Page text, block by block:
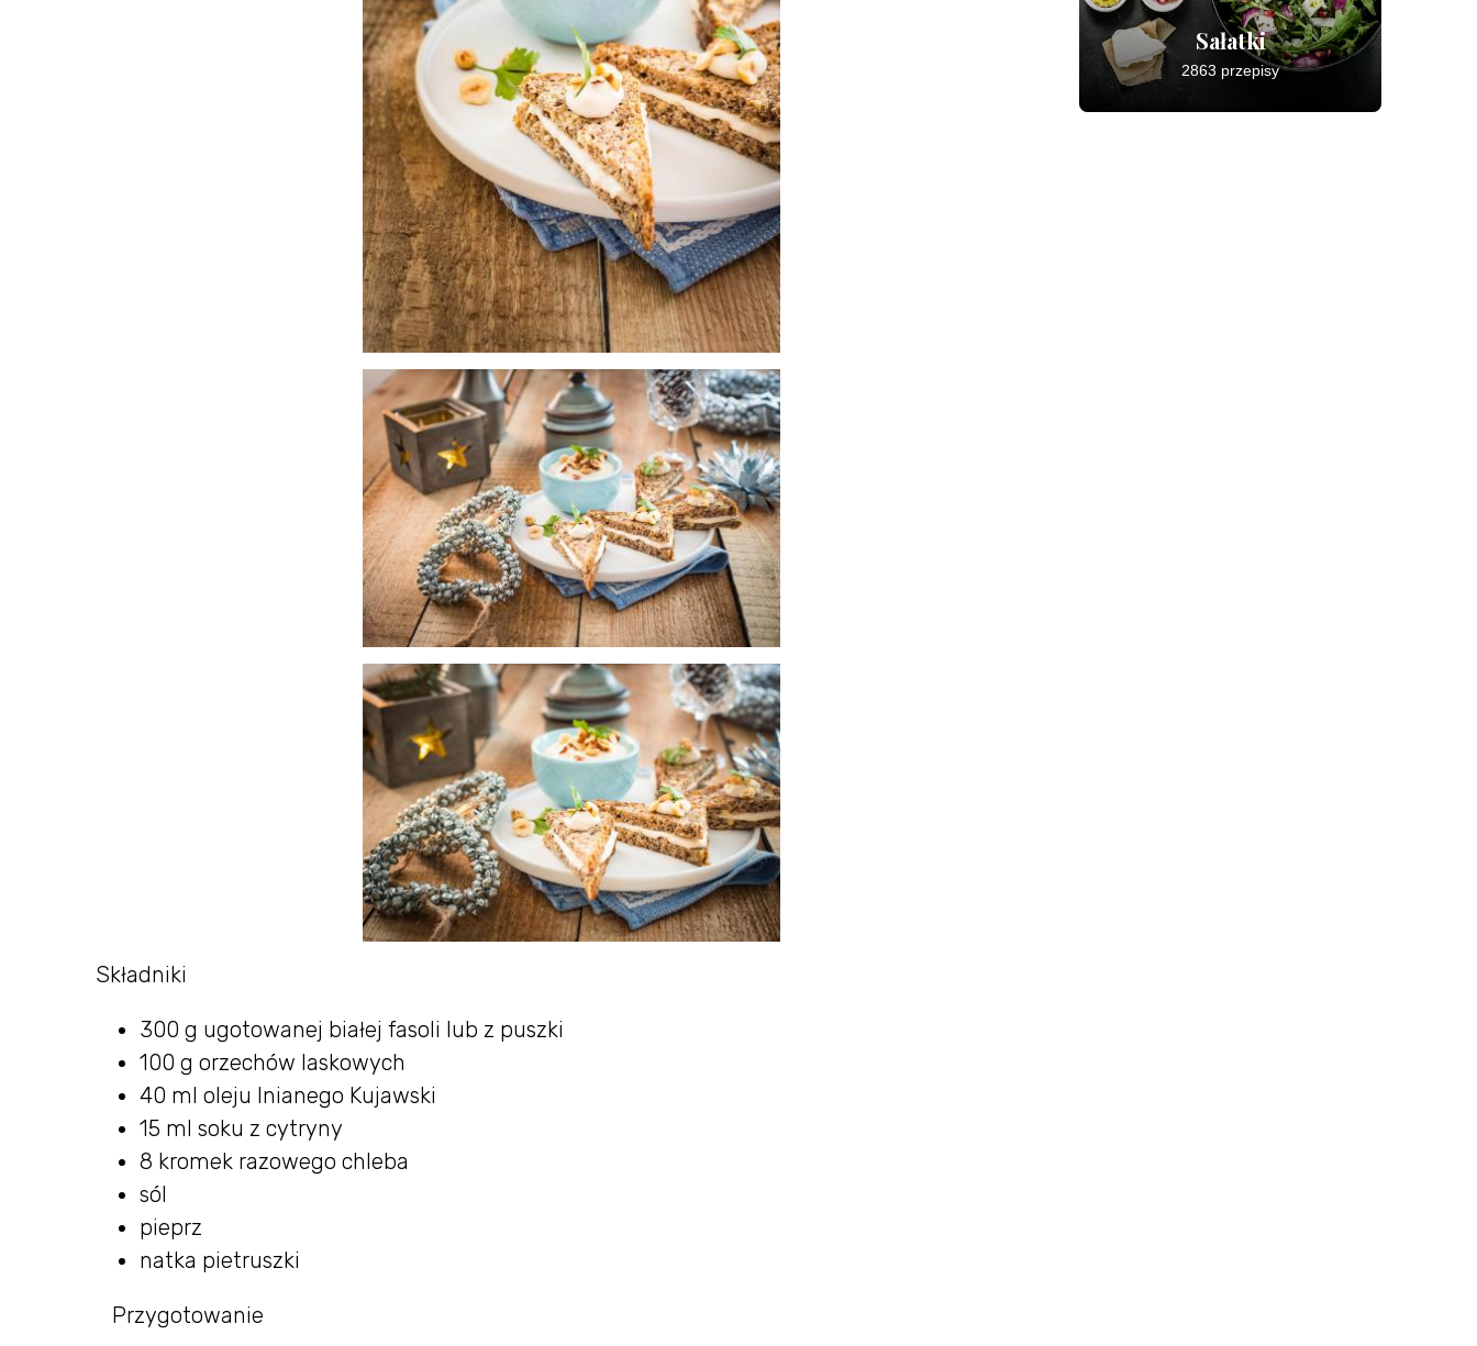
Składniki
300 g ugotowanej białej fasoli lub z puszki
100 g orzechów laskowych
40 ml oleju lnianego Kujawski
15 ml soku z cytryny
8 kromek razowego chleba
sól
pieprz
natka pietruszki
Przygotowanie
Sałatki
2863 przepisy